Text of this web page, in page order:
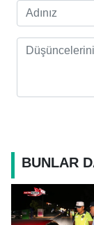
BUNLAR